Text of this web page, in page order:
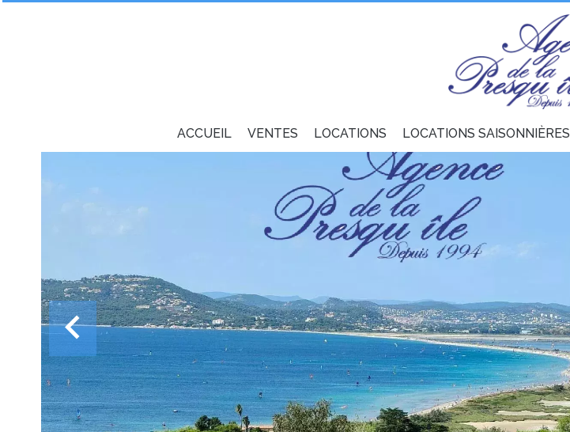
ACCUEIL VENTES LOCATIONS LOCATIONS SAISONNIÈRES